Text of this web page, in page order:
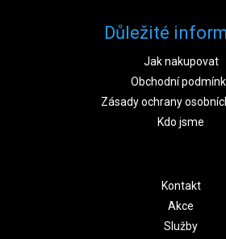
Důležité
Jak nakupovat
Obchodní
Zásady ochrany
Kdo jsme
Kontakt
Akce
Služby